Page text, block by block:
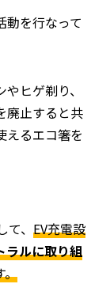
動を行なって
ヒゲ剃り、
廃止すると共
えるエコ箸を
、 EV充電設
ラルに取り組
。